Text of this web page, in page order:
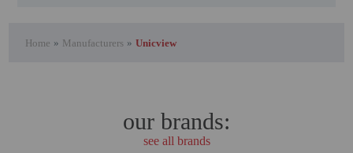
Home » Manufacturers » Unicview
our brands:
see all brands